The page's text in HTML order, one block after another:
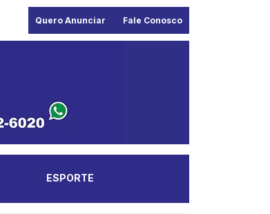
Quero Anunciar Fale Conosco
ESPORTE